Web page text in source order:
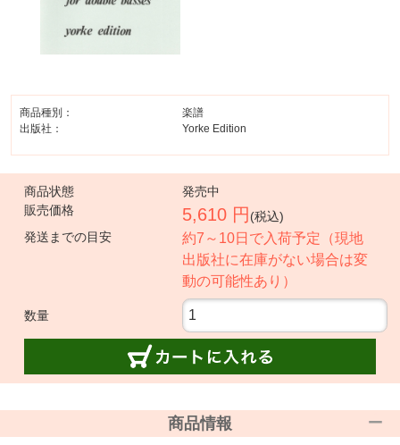
商品種別：
楽譜
出版社：
Yorke Edition
商品状態
発売中
販売価格
5,610 円 (税込)
発送までの目安
約7～10日で入荷予定（現地
出版社に在庫がない場合は変
動の可能性あり）
数量
商品情報